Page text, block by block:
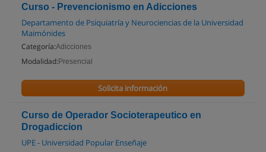
Curso - Prevencionismo en Adicciones
Departamento de Psiquiatría y Neurociencias de la Universidad
Maimónides
Categoría:Adicciones
Modalidad: Presencial
Solicita información
Curso de Operador Socioterapeutico en
Drogadiccion
UPE - Universidad Popular Enseñaje